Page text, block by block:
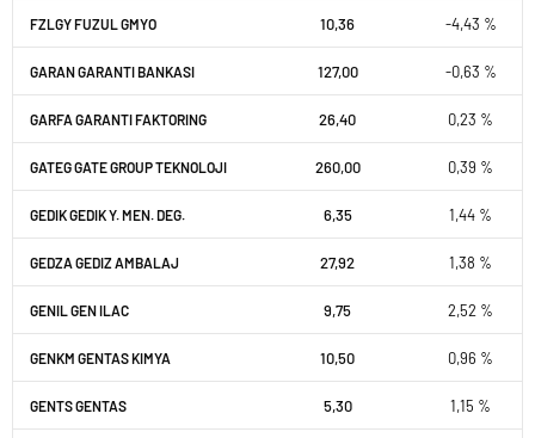
FZLGY FUZUL GMYO 10,36 -4,43 %
GARAN GARANTI BANKASI 127,00 -0,63 %
GARFA GARANTI FAKTORING 26,40 0,23 %
GATEG GATE GROUP TEKNOLOJI 260,00 0,39 %
GEDIK GEDIK Y. MEN. DEG. 6,35 1,44 %
GEDZA GEDIZ AMBALAJ 27,92 1,38 %
GENIL GEN ILAC 9,75 2,52 %
GENKM GENTAS KIMYA 10,50 0,96 %
GENTS GENTAS 5,30 1,15 %